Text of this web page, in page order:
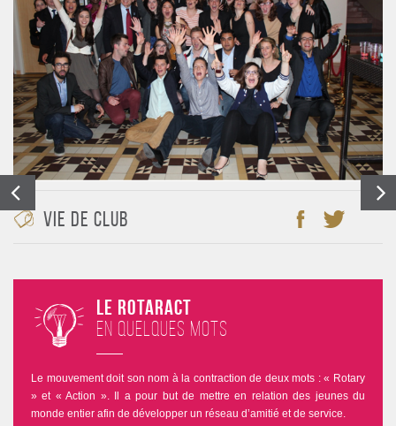
Vie de club
Le Rotaract
en quelques mots
Le mouvement doit son nom à la contraction de deux mots : « Rotary
» et « Action ». Il a pour but de mettre en relation des jeunes du
monde entier afin de développer un réseau d’amitié et de service.